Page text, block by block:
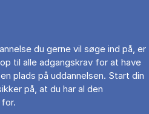
du gerne vil søge ind på, er
til alle adgangskrav for at have
plads på uddannelsen. Start din
på, at du har al den